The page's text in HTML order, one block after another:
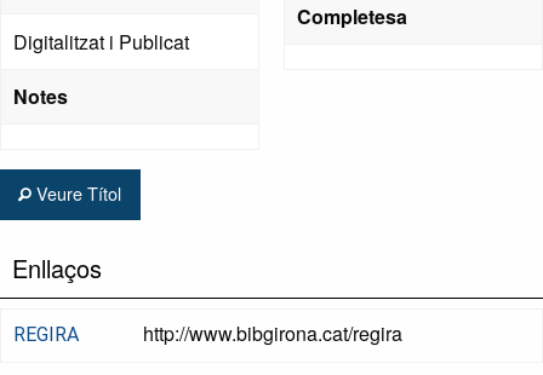
Digitalitzat i Publicat
Notes
Completesa
Veure Títol
Enllaços
REGIRA http://www.bibgirona.cat/regira